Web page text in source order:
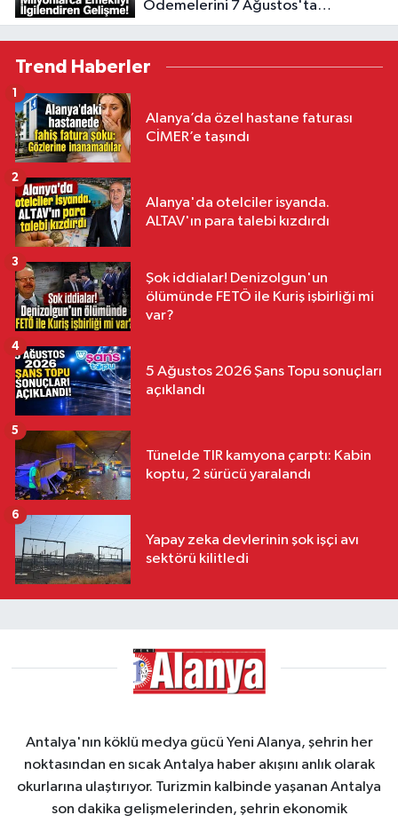
Ödemelerini 7 Ağustos'ta
Başlatıyor
Trend Haberler
Alanya’da özel hastane faturası
CİMER’e taşındı
1
Alanya'da otelciler isyanda.
ALTAV'ın para talebi kızdırdı
2
Şok iddialar! Denizolgun'un
ölümünde FETÖ ile Kuriş işbirliği mi
var?
3
5 Ağustos 2026 Şans Topu sonuçları
açıklandı
4
Tünelde TIR kamyona çarptı: Kabin
koptu, 2 sürücü yaralandı
5
Yapay zeka devlerinin şok işçi avı
sektörü kilitledi
6
Antalya'nın köklü medya gücü Yeni Alanya, şehrin her
noktasından en sıcak Antalya haber akışını anlık olarak
okurlarına ulaştırıyor. Turizmin kalbinde yaşanan Antalya
son dakika gelişmelerinden, şehrin ekonomik